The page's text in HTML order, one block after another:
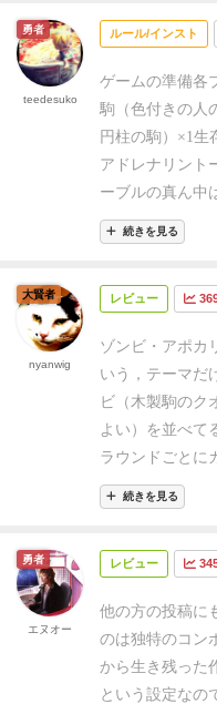
面白い点は生き
イテムを犠牲に
に参加せずに残
ない、といった
が進むに連れて
コツを掴み始め
うになっていま
ルートもランダ
レイ性は高いと
死ぬかはダイス
る程度割り切っ
ンビ映画の世界
ださい！！
ルール/インスト
ゲームの準備各
駒（色付きの人
円柱の駒）×1生
アドレナリント
ーブルの真ん中
競売ボードを置
置く黒と白のダ
カード（終了時
札を作る
（※1
K、A）のアイ
に戻す） レベル
シャッフルする
戻す→レベル3
のせて1つの山
メリカ、ルート
ィン少年が旅の
がこのゲーム。
って作ったゲー
書かれているこ
your kicks on
続きを見る
勇者
teedesuko
レビュー
ゾンビ・アポカ
いう，テーマだ
ビ（木製駒のク
よい）を並べて
ラウンドごとに
数つくり，弾薬
ションでルート
またプレイヤー
ートを通りたい
トを手に入れる
見では謎のトー
ンはラウンドが
続きを見る
大賢者
nyanwig
レビュー
他の方の投稿に
のは独特のコン
から生き残った
という設定なの
勇者
エヌオー